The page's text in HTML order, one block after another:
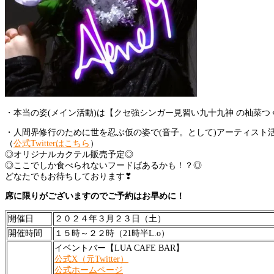
・本当の姿(メイン活動)は【クセ強シンガー見習い九十九神 の杣菜つ
・人間界修行のために世を忍ぶ仮の姿で(音子。として)アーティスト
（公式Twitterはこちら ）
◎オリジナルカクテル販売予定◎
◎ここでしか食べられないフードばあるかも！？◎
どなたでもお待ちしております❣
席に限りがございますのでご予約はお早めに！
開催日
２０２４年３月２３日（土）
開催時間
１５時～２２時（21時半L.o）
イベントバー【LUA CAFE BAR】
公式X（元Twitter）
公式ホームページ